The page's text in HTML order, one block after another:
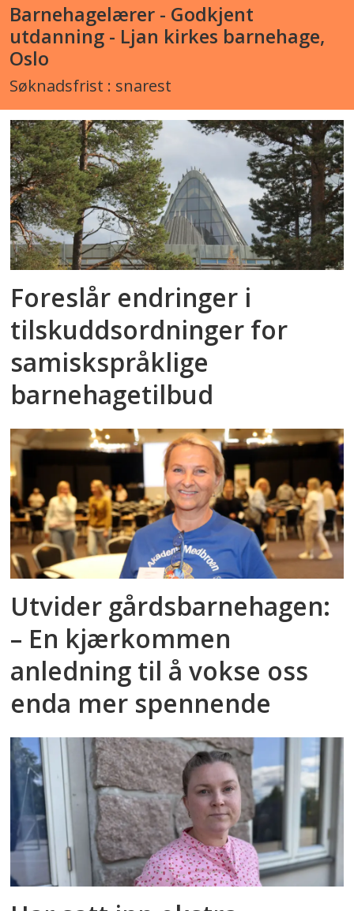
Barnehagelærer - Godkjent
utdanning - Ljan kirkes barnehage,
Oslo
Søknadsfrist : snarest
Foreslår endringer i
tilskuddsordninger for
samiskspråklige
barnehagetilbud
Utvider gårdsbarnehagen:
– En kjærkommen
anledning til å vokse oss
enda mer spennende